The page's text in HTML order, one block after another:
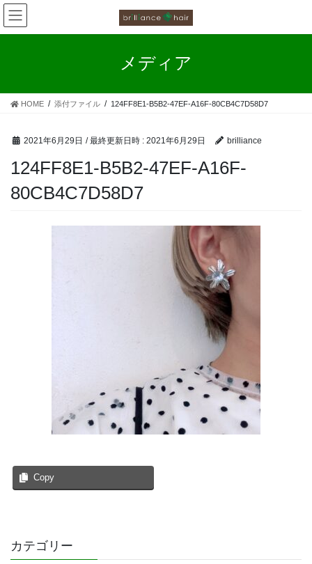
コ
ン
テ
ス
ナ
ビ
ゲ
ン
メディア
HOME 添付ファイル 124FF8E1-B5B2-47EF-A16F-80CB4C7D58D7
2021年6月29日 / 最終更新日時 : 2021年6月29日 brilliance
124FF8E1-B5B2-47EF-A16F-
80CB4C7D58D7
Copy
カテゴリー
お客様の声
カラーファンタジー工程
お客様の声（カラーファンタジー）